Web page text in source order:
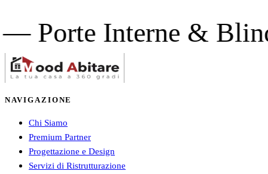
& Blindate
NAVIGAZIONE
Chi Siamo
Premium Partner
Progettazione e Design
Servizi di Ristrutturazione